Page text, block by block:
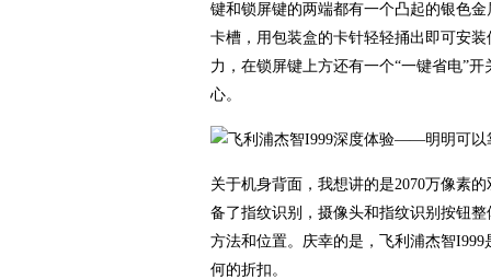
键和锁屏键的两端都有一个凸起的银色
卡槽，用包装盒的卡针轻轻捅出即可安
力，在锁屏键上方还有一个“一键省电”
心。
关于机身背面，我想讲的是2070万像素
备了指纹识别，摄像头和指纹识别按钮
方法和位置。庆幸的是，飞利浦杰智
何的折扣。